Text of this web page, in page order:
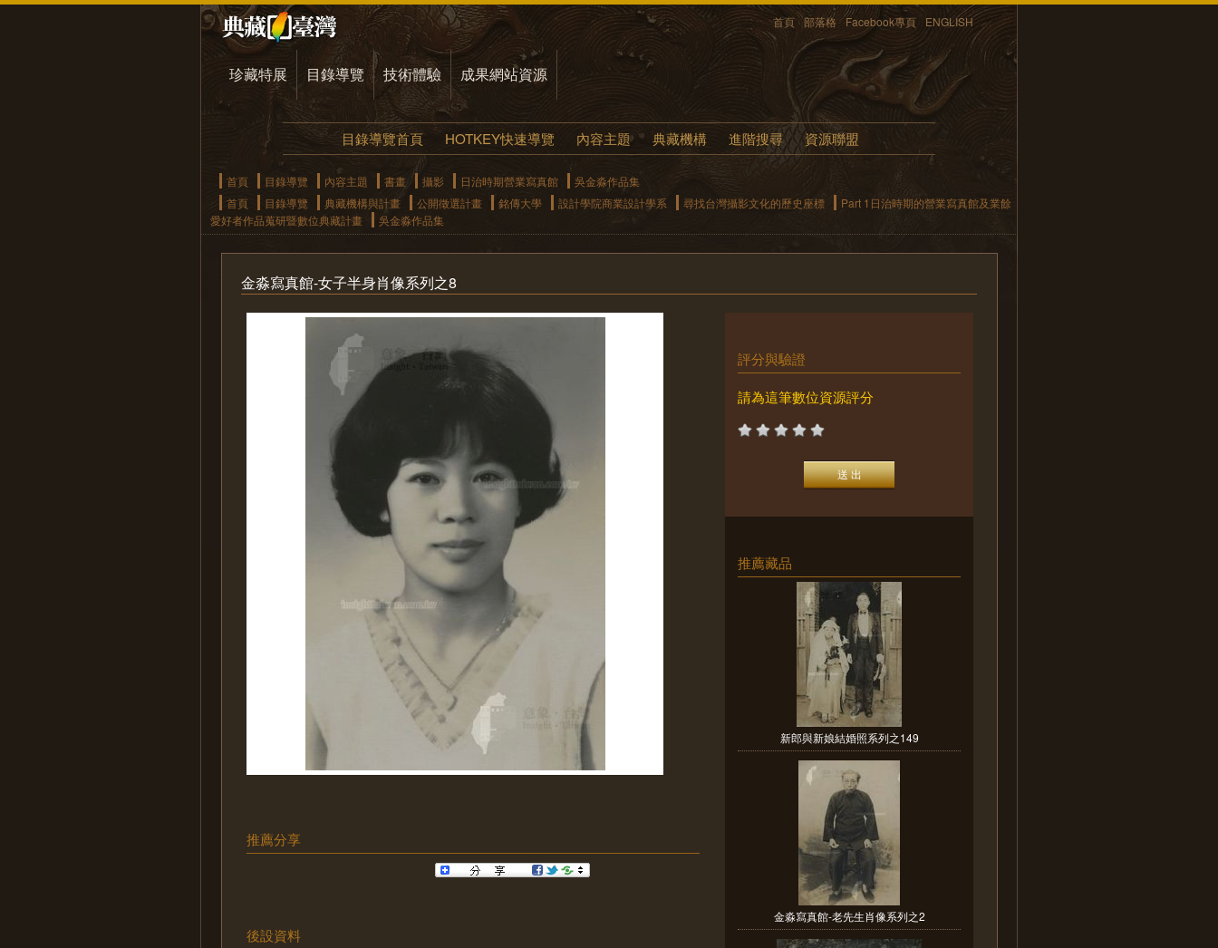
首頁 部落格 Facebook專頁 ENGLISH
珍藏特展 目錄導覽 技術體驗 成果網站資源
目錄導覽首頁 HOTKEY快速導覽 內容主題 典藏機構 進階搜尋 資源聯盟
首頁 目錄導覽 內容主題 書畫 攝影 日治時期營業寫真館
吳金淼作品集
首頁
目錄導覽 典藏機構與計畫 公開徵選計畫 銘傳大學 設計學院商業設計學系 尋找台灣攝影文化的歷史座標
Part 1日治時期的營業寫真館及業餘
愛好者作品蒐研暨數位典藏計畫
吳金淼作品集
金淼寫真館-女子半身肖像系列之8
推薦分享
後設資料
評分與驗證
請為這筆數位資源評分
推薦藏品
新郎與新娘結婚照系列之149
金淼寫真館-老先生肖像系列之2